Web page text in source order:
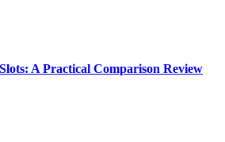
A Practical Comparison Review